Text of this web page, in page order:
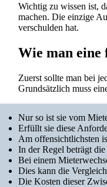
Wichtig zu wissen ist,
machen. Die einzige
verschulden hat.
Wie man eine
Zuerst sollte man bei
Grundsätzlich muss
Nur so ist sie vom
Erfüllt sie diese
Am offensichtlichsten
In der Regel beträgt
Bei einem
Dies kann die
Die Kosten dieser